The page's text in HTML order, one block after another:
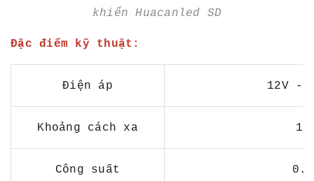
khiển Huacanled SD
Đặc điểm kỹ thuật:
Điện áp 12V -
Khoảng cách xa
Công suất